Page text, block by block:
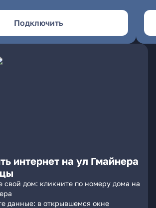
Подключить
интернет на ул Гмайнера
свой дом: кликните по номеру дома на
данные: в открывшемся окне